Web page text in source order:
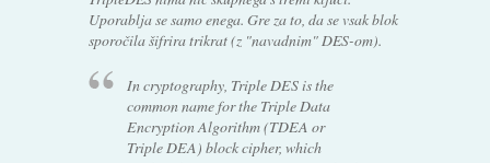
Uporablja se samo enega. Gre za to, da se vsak blok
sporočila šifrira trikrat (z "navadnim" DES-om).
In cryptography, Triple DES is the
common name for the Triple Data
Encryption Algorithm (TDEA or
Triple DEA) block cipher, which